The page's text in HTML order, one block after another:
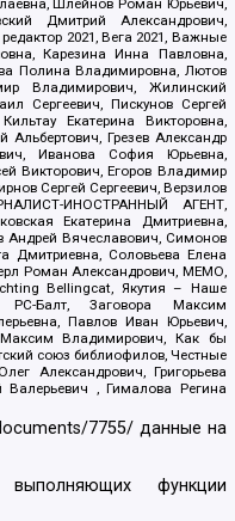
Дмитрий Александрович,
2021, Вега 2021, Важные
Карезина Инна Павловна,
Полина Владимировна, Лютов
Владимирович, Жилинский
Сергеевич, Пискунов Сергей
Екатерина Викторовна,
Грезев Александр
Иванова София Юрьевна,
Викторович, Егоров Владимир
Сергей Сергеевич, Верзилов
ИНОСТРАННЫЙ АГЕНТ,
Екатерина Дмитриевна,
Андрей Вячеславович, Симонов
Дмитриевна, Соловьева Елена
Роман Александрович, МЕМО,
Bellingcat, Якутия – Наше
Балт, Заговора Максим
Павлов Иван Юрьевич,
Максим Владимирович, Как бы
союз библиофилов, Честные
Александрович, Григорьева
Валерьевич , Гималова Регина
7755/ данные на
функции